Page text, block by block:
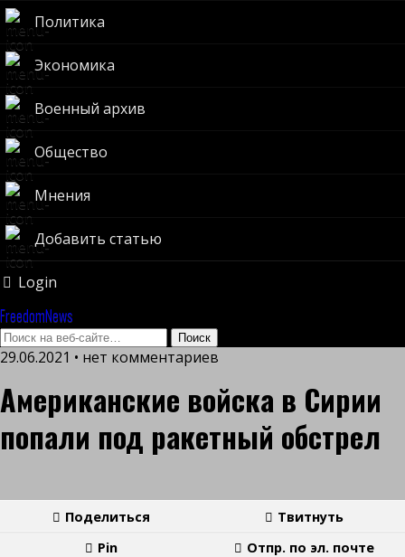
Политика
Экономика
Военный архив
Общество
Мнения
Добавить статью
Login
FreedomNews
29.06.2021 • нет комментариев
Американские войска в Сирии
попали под ракетный обстрел
Поделиться
Твитнуть
Pin
Отпр. по эл. почте